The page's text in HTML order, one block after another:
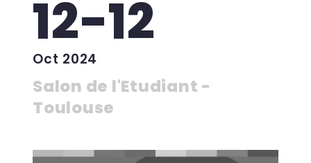
12-12
Oct 2024
Salon de l'Etudiant -
Toulouse